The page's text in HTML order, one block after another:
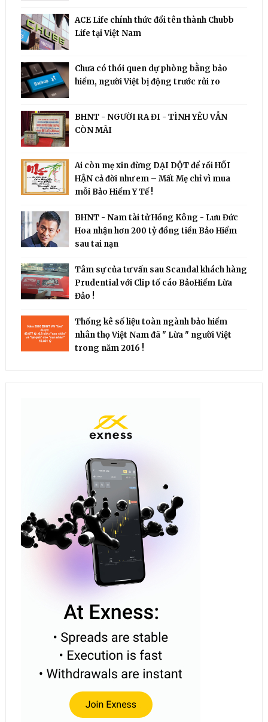
ACE Life chính thức đổi tên thành Chubb
Life tại Việt Nam
Chưa có thói quen dự phòng bằng bảo
hiểm, người Việt bị động trước rủi ro
BHNT - NGƯỜI RA ĐI - TÌNH YÊU VẪN
CÒN MÃI
Ai còn mẹ xin đừng DẠI DỘT để rồi HỐI
HẬN cả đời như em – Mất Mẹ chỉ vì mua
mỗi Bảo Hiểm Y Tế !
BHNT - Nam tài tử Hồng Kông - Lưu Đức
Hoa nhận hơn 200 tỷ đồng tiền Bảo Hiểm
sau tai nạn
Tâm sự của tư vấn sau Scandal khách hàng
Prudential với Clip tố cáo BảoHiểm Lừa
Đảo !
Thống kê số liệu toàn ngành bảo hiểm
nhân thọ Việt Nam đã " Lừa " người Việt
trong năm 2016 !